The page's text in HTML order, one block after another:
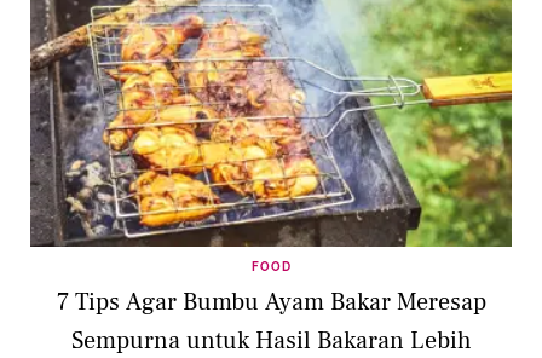
FOOD
7 Tips Agar Bumbu Ayam Bakar Meresap
Sempurna untuk Hasil Bakaran Lebih